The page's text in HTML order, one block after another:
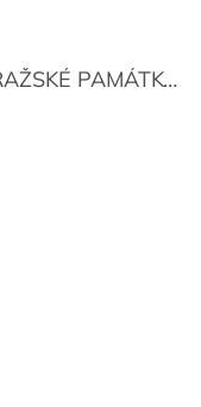
VYSTŘIHOVÁNKY - PRAŽSKÉ PAMÁTKY